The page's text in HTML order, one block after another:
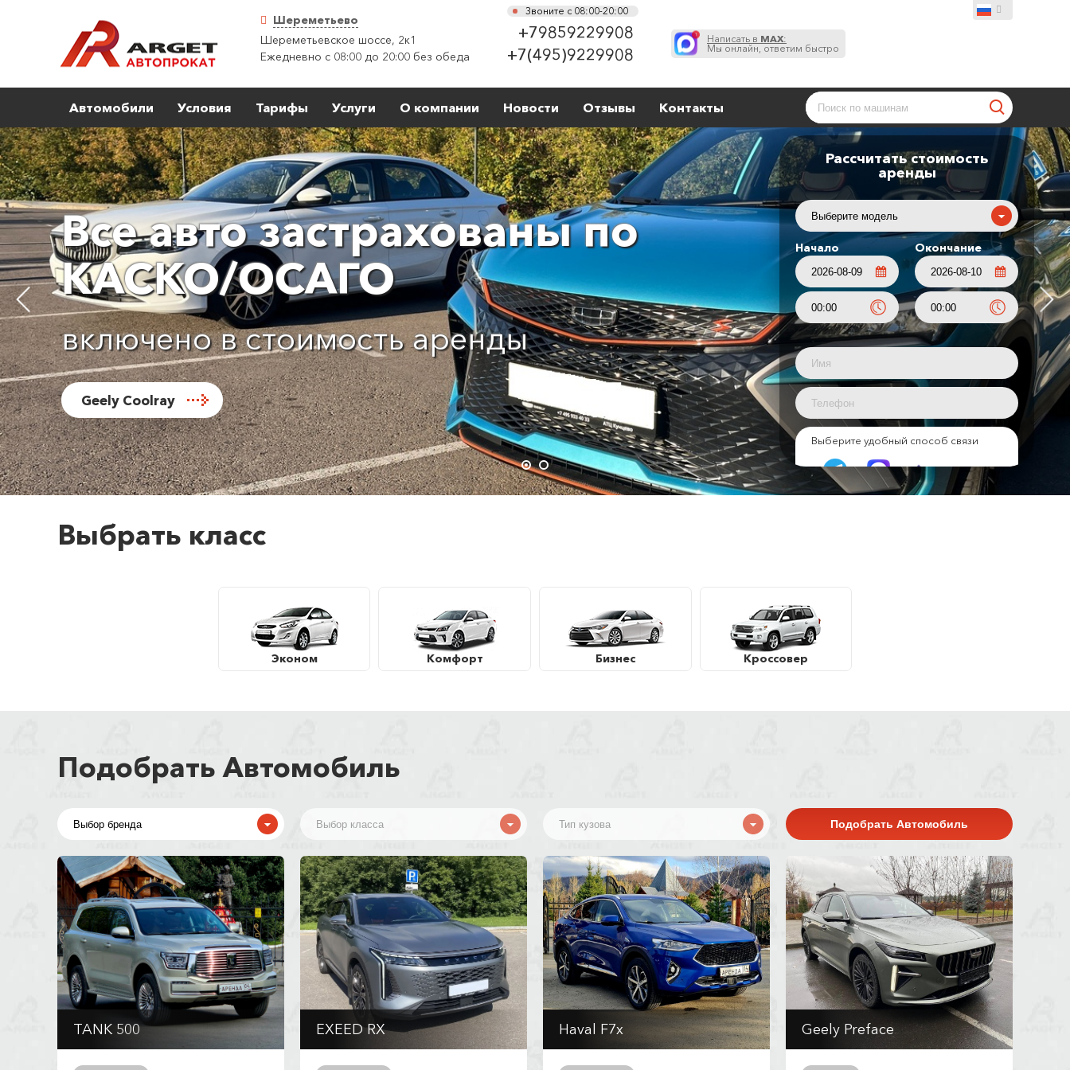
Шереметьево
Шереметьевское шоссе, 2к1
Ежедневно с 08:00 до 20:00 без обеда
Звоните с 08:00-20:00
+79859229908
+7(495)9229908
Написать в MAX:
Мы онлайн, ответим быстро
Автомобили Условия Тарифы Услуги О компании Новости Отзывы Контакты
Все авто застрахованы по
КАСКО/ОСАГО
включено в стоимость аренды
Geely Coolray
Рассчитать стоимость
аренды
Начало Окончание
Выберите удобный способ связи
0 сут.
Выбрать класс
Эконом Комфорт Бизнес Кроссовер
Подобрать Автомобиль
TANK 500 EXEED RX Haval F7x Geely Preface